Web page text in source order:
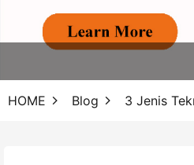
HOME Blog 3 Jenis